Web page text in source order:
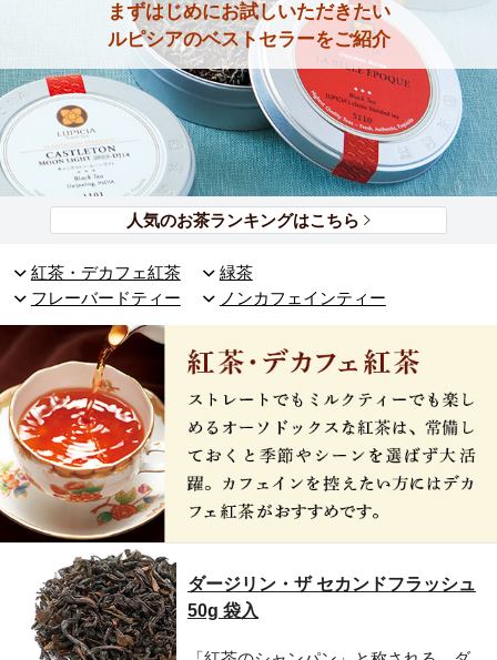
まずはじめにお試しいただきたい
ルピシアのベストセラーをご紹介
人気のお茶ランキングはこちら
紅茶・デカフェ紅茶
緑茶
フレーバードティー
ノンカフェインティー
ダージリン・ザ セカンドフラッシュ
50g 袋入